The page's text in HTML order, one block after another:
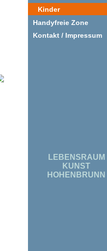
Kinder
Handyfreie Zone
Kontakt / Impressum
LEBENSRAUM
KUNST
HOHENBRUNN